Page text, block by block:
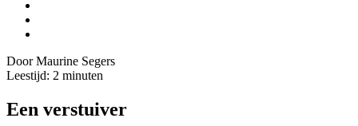
Door Maurine Segers
Leestijd: 2 minuten
Een verstuiver